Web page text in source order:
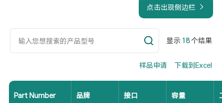
点击出现侧边栏
显示 18个结果
样品申请 下载到Excel
Part Number 品牌 接口 容量